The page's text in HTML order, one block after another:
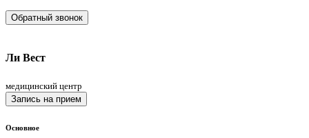
Обратный звонок
Ли Вест
медицинский центр
Запись на прием
Основное